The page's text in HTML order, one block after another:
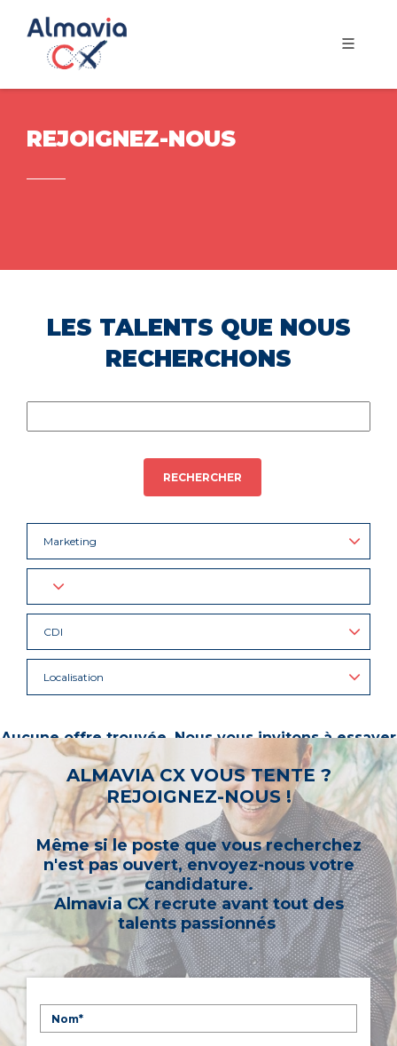
REJOIGNEZ-NOUS
LES TALENTS QUE NOUS
RECHERCHONS
RECHERCHER
Marketing
CDI
Localisation
Aucune offre trouvée. Nous vous invitons à essayer
d’autres mots-clés ou à sélectionner un « métier ».
ALMAVIA CX VOUS TENTE ?
REJOIGNEZ-NOUS !
Même si le poste que vous recherchez
n'est pas ouvert, envoyez-nous votre
candidature.
Almavia CX recrute avant tout des
talents passionnés